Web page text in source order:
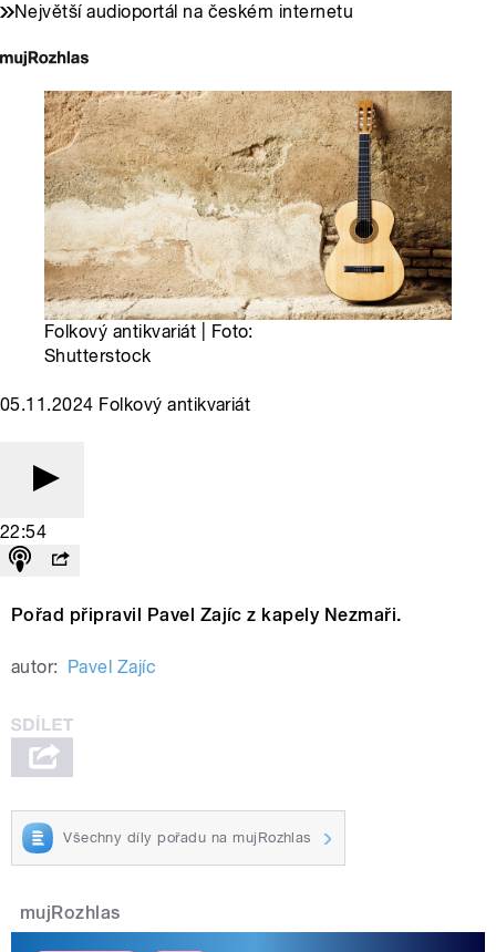
Největší audioportál na českém internetu
Folkový antikvariát | Foto:
Shutterstock
05.11.2024 Folkový antikvariát
22:54
Pořad připravil Pavel Zajíc z kapely Nezmaři.
autor: Pavel Zajíc
Všechny díly pořadu na mujRozhlas
mujRozhlas